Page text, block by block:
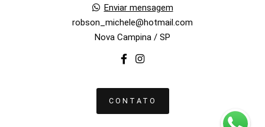
Enviar mensagem
robson_michele@hotmail.com
Nova Campina / SP
CONTATO